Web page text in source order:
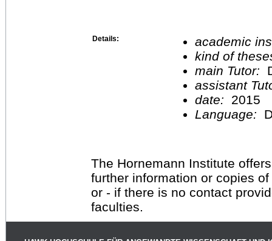
Details:
academic
kind of
main Tutor:
assistant
date:
2015
Language:
The Hornemann Institute
further information or copies
or - if there is no contact
faculties.